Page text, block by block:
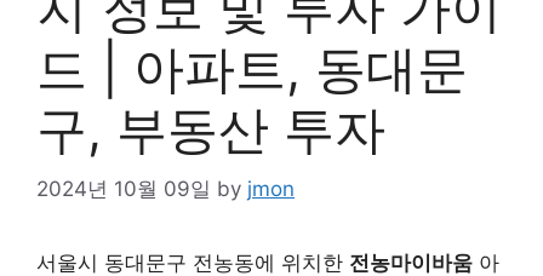
드 | 아파트, 동대문
구, 부동산 투자
2024년 10월 09일 by jmon
서울시 동대문구 전농동에 위치한 전농마이바움 아